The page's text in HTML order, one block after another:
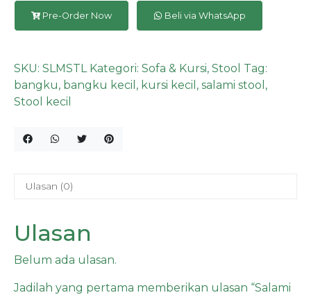
Pre-Order Now Beli via WhatsApp
SKU: SLMSTL Kategori: Sofa & Kursi, Stool Tag:
bangku, bangku kecil , kursi kecil , salami stool ,
Stool kecil
Ulasan (0)
Ulasan
Belum ada ulasan.
Jadilah yang pertama memberikan ulasan “Salami